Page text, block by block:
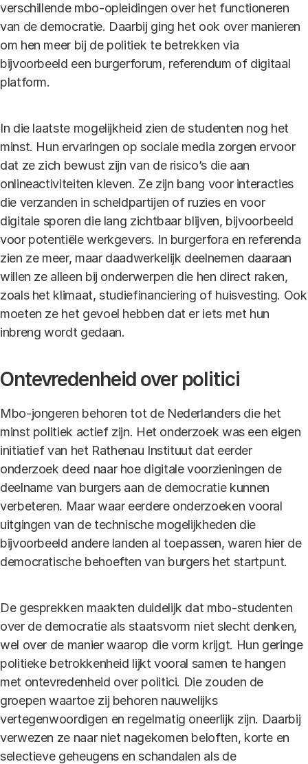
verschillende mbo-opleidingen over het functioneren
van de democratie. Daarbij ging het ook over manieren
om hen meer bij de politiek te betrekken via
bijvoorbeeld een burgerforum, referendum of digitaal
platform.
In die laatste mogelijkheid zien de studenten nog het
minst. Hun ervaringen op sociale media zorgen ervoor
dat ze zich bewust zijn van de risico’s die aan
onlineactiviteiten kleven. Ze zijn bang voor interacties
die verzanden in scheldpartijen of ruzies en voor
digitale sporen die lang zichtbaar blijven, bijvoorbeeld
voor potentiële werkgevers. In burgerfora en referenda
zien ze meer, maar daadwerkelijk deelnemen daaraan
willen ze alleen bij onderwerpen die hen direct raken,
zoals het klimaat, studiefinanciering of huisvesting. Ook
moeten ze het gevoel hebben dat er iets met hun
inbreng wordt gedaan.
Ontevredenheid over politici
Mbo-jongeren behoren tot de Nederlanders die het
minst politiek actief zijn. Het onderzoek was een eigen
initiatief van het Rathenau Instituut dat eerder
onderzoek deed naar hoe digitale voorzieningen de
deelname van burgers aan de democratie kunnen
verbeteren. Maar waar eerdere onderzoeken vooral
uitgingen van de technische mogelijkheden die
bijvoorbeeld andere landen al toepassen, waren hier de
democratische behoeften van burgers het startpunt.
De gesprekken maakten duidelijk dat mbo-studenten
over de democratie als staatsvorm niet slecht denken,
wel over de manier waarop die vorm krijgt. Hun geringe
politieke betrokkenheid lijkt vooral samen te hangen
met ontevredenheid over politici. Die zouden de
groepen waartoe zij behoren nauwelijks
vertegenwoordigen en regelmatig oneerlijk zijn. Daarbij
verwezen ze naar niet nagekomen beloften, korte en
selectieve geheugens en schandalen als de